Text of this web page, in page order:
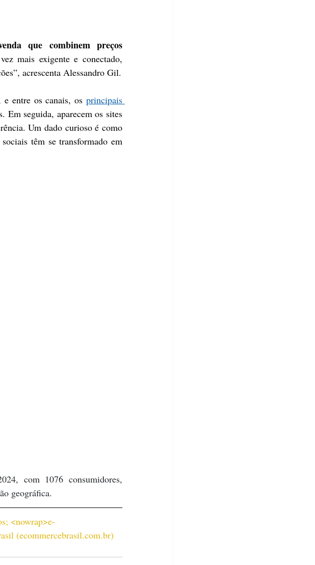
que combinem preços
mais exigente e conectado,
acrescenta Alessandro Gil.
e entre os canais, os principais
Em seguida, aparecem os sites
Um dado curioso é como
têm se transformado em
com 1076 consumidores,
geográfica.
<nowrap>e-
(ecommercebrasil.com.br)